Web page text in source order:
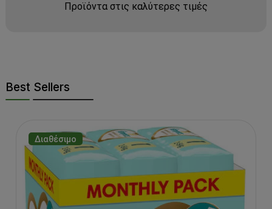
Προϊόντα στις καλύτερες τιμές
Best Sellers
Διαθέσιμο